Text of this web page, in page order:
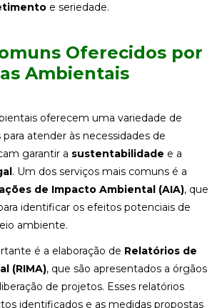
e seriedade.
Oferecidos por
Ambientais
oferecem uma variedade de
atender às necessidades de
garantir a sustentabilidade e a
. Um dos serviços mais comuns é a
de Impacto Ambiental (AIA), que
identificar os efeitos potenciais de
ambiente.
é a elaboração de Relatórios de
(RIMA), que são apresentados a órgãos
de projetos. Esses relatórios
identificados e as medidas propostas